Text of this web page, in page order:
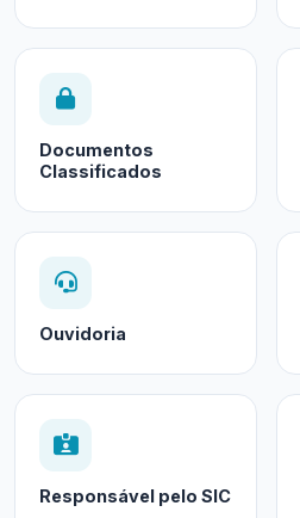
Documentos
Classificados
Ouvidoria
Responsável pelo SIC